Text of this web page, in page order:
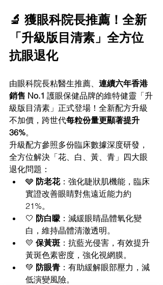
🔬 獲眼科院長推薦！全新
「升級版目清素」全方位
抗眼退化
由眼科院長粘醫生推薦、 連續六年香港
銷售 No.1 護眼保健品牌的維特健靈「升
級版目清素」正式登場！全新配方升級
不加價，跨世代每粒份量更顯著提升
36%。
升級配方參照多份臨床數據深度研發，
全方位解決「花、白、黃、青」四大眼
退化問題：
🩶 防老花：強化睫狀肌機能，臨床
實證改善眼睛對焦遠近能力約
21%。
🤍 防白矇 ：減緩眼睛晶體氧化變
白，維持晶體清澈透明。
💛 保黃斑 ：抗藍光侵害，有效提升
黃斑色素密度，強化視網膜。
💚 防眼青 ：有助緩解眼部壓力，減
低演變風險。